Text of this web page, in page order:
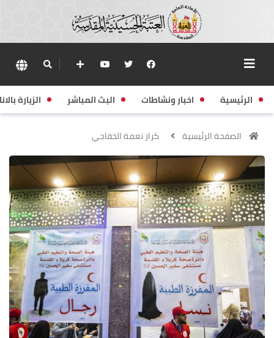
الرئيسية اخبار ونشاطات البث المباشر الزيارة
الصفحة الرئيسية كرار نعمة الخفاجي